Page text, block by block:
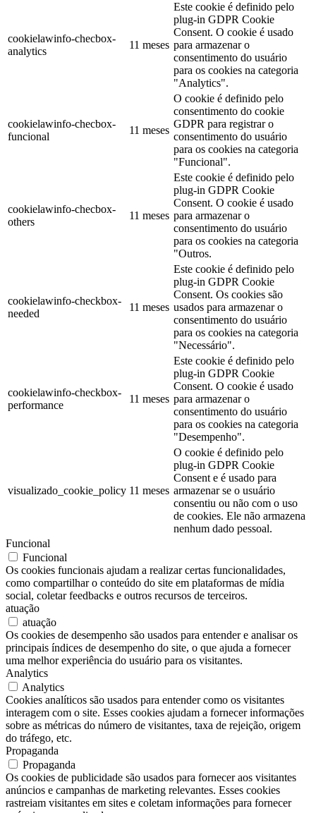
cookielawinfo-checbox-
analytics
11 meses
Este cookie é definido pelo
plug-in GDPR Cookie
Consent. O cookie é usado
para armazenar o
consentimento do usuário
para os cookies na categoria
"Analytics".
cookielawinfo-checbox-
funcional
11 meses
O cookie é definido pelo
consentimento do cookie
GDPR para registrar o
consentimento do usuário
para os cookies na categoria
"Funcional".
cookielawinfo-checbox-
others
11 meses
Este cookie é definido pelo
plug-in GDPR Cookie
Consent. O cookie é usado
para armazenar o
consentimento do usuário
para os cookies na categoria
"Outros.
cookielawinfo-checkbox-
needed
11 meses
Este cookie é definido pelo
plug-in GDPR Cookie
Consent. Os cookies são
usados para armazenar o
consentimento do usuário
para os cookies na categoria
"Necessário".
cookielawinfo-checkbox-
performance
11 meses
Este cookie é definido pelo
plug-in GDPR Cookie
Consent. O cookie é usado
para armazenar o
consentimento do usuário
para os cookies na categoria
"Desempenho".
visualizado_cookie_policy 11 meses
O cookie é definido pelo
plug-in GDPR Cookie
Consent e é usado para
armazenar se o usuário
consentiu ou não com o uso
de cookies. Ele não armazena
nenhum dado pessoal.
Funcional
Funcional
Os cookies funcionais ajudam a realizar certas funcionalidades,
como compartilhar o conteúdo do site em plataformas de mídia
social, coletar feedbacks e outros recursos de terceiros.
atuação
atuação
Os cookies de desempenho são usados para entender e analisar os
principais índices de desempenho do site, o que ajuda a fornecer
uma melhor experiência do usuário para os visitantes.
Analytics
Analytics
Cookies analíticos são usados para entender como os visitantes
interagem com o site. Esses cookies ajudam a fornecer informações
sobre as métricas do número de visitantes, taxa de rejeição, origem
do tráfego, etc.
Propaganda
Propaganda
Os cookies de publicidade são usados para fornecer aos visitantes
anúncios e campanhas de marketing relevantes. Esses cookies
rastreiam visitantes em sites e coletam informações para fornecer